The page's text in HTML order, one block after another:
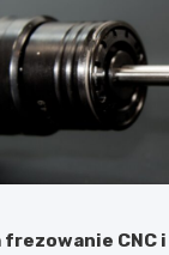
frezowanie CNC